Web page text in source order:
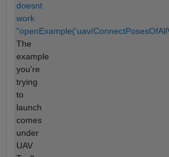
doesnt
work
"openExample('uav/
The
example
you're
trying
to
launch
comes
under
UAV